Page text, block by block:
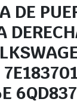
DE